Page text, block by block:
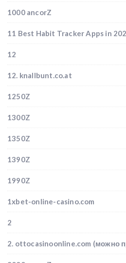
1000 ancorZ
11 Best Habit Tracker Apps in
12
12. knallbunt.co.at
1250Z
1300Z
1350Z
1390Z
1990Z
1xbet-online-casino.com
2
2. ottocasinoonline.com (можно